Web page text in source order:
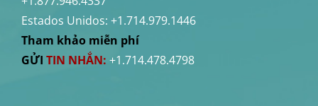
Estados Unidos: +1.714.979.1446
Tham khảo miễn phí
GỬI TIN NHẮN: +1.714.478.4798